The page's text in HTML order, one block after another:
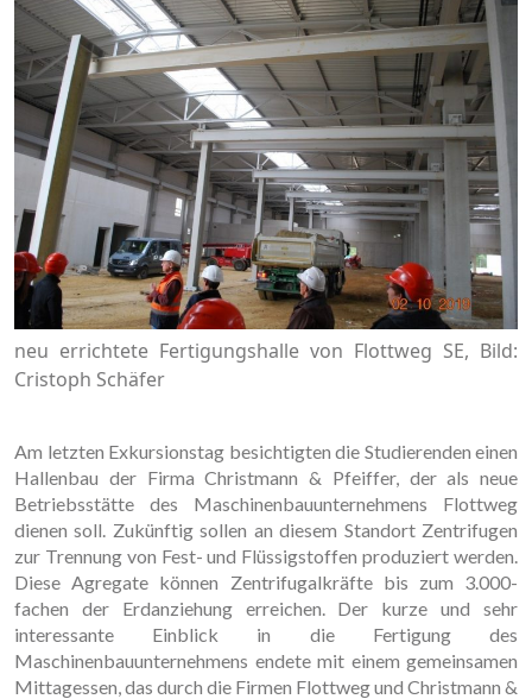
neu errichtete Fertigungshalle von Flottweg SE, Bild:
Cristoph Schäfer
Am letzten Exkursionstag besichtigten die Studierenden einen
Hallenbau der Firma Christmann & Pfeiffer, der als neue
Betriebsstätte des Maschinenbauunternehmens Flottweg
dienen soll. Zukünftig sollen an diesem Standort Zentrifugen
zur Trennung von Fest- und Flüssigstoffen produziert werden.
Diese Agregate können Zentrifugalkräfte bis zum 3.000-
fachen der Erdanziehung erreichen. Der kurze und sehr
interessante Einblick in die Fertigung des
Maschinenbauunternehmens endete mit einem gemeinsamen
Mittagessen, das durch die Firmen Flottweg und Christmann &